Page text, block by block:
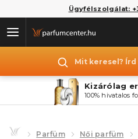
Ügyfélszolgálat:
Mit keresel?
Kizárólag
100% hivatalos
Parfüm Női parfüm